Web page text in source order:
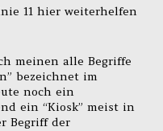
11 hier weiterhelfen
meinen alle Begriffe
bezeichnet im
noch ein
ein “Kiosk” meist in
Begriff der